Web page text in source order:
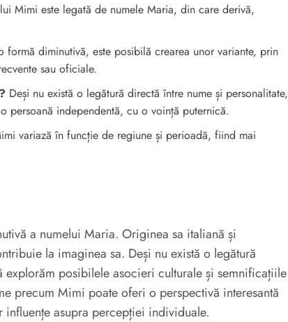
Mimi este legată de numele Maria, din care derivă,
formă diminutivă, este posibilă crearea unor variante, prin
sau oficiale.
Deși nu există o legătură directă între nume și personalitate,
persoană independentă, cu o voință puternică.
variază în funcție de regiune și perioadă, fiind mai
a numelui Maria. Originea sa italiană și
la imaginea sa. Deși nu există o legătură
explorăm posibilele asocieri culturale și semnificațiile
precum Mimi poate oferi o perspectivă interesantă
asupra percepției individuale.